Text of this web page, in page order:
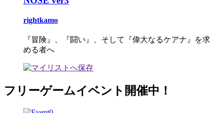
rightkamo
『冒険』、『闘い』、そして『偉大なるケアナ』を求
める者へ
フリーゲームイベント開催中！